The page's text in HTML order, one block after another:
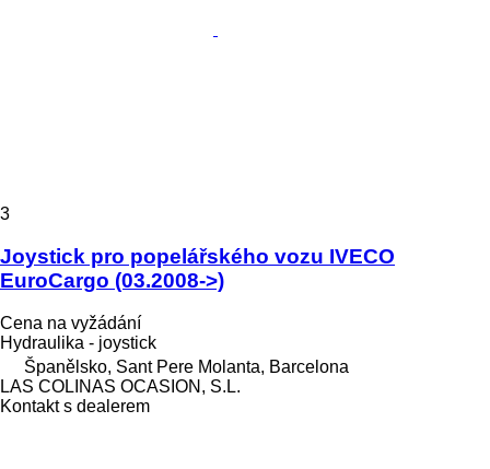
3
Joystick pro popelářského vozu IVECO
EuroCargo (03.2008->)
Cena na vyžádání
Hydraulika - joystick
Španělsko, Sant Pere Molanta, Barcelona
LAS COLINAS OCASION, S.L.
Kontakt s dealerem